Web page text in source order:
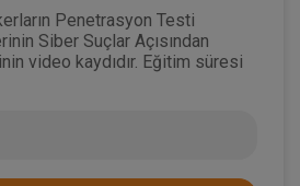
Penetrasyon Testi
Siber Suçlar Açısından
video kaydıdır. Eğitim süresi